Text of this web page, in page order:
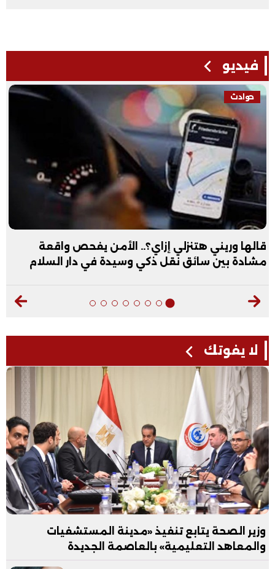
فيديو
حوادث
قالها وريني هتنزلي إزاي؟.. الأمن يفحص واقعة
مشادة بين سائق نقل ذكي وسيدة في دار السلام
لا يفوتك
وزير الصحة يتابع تنفيذ «مدينة المستشفيات
والمعاهد التعليمية» بالعاصمة الجديدة